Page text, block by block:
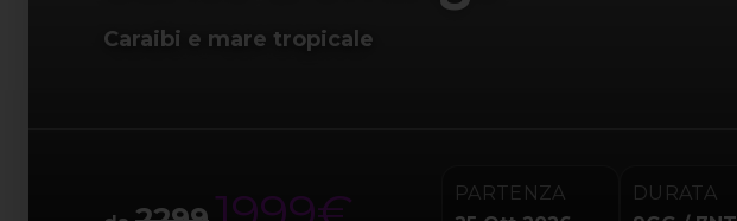
Caraibi e mare tropicale
PARTENZA
DURATA